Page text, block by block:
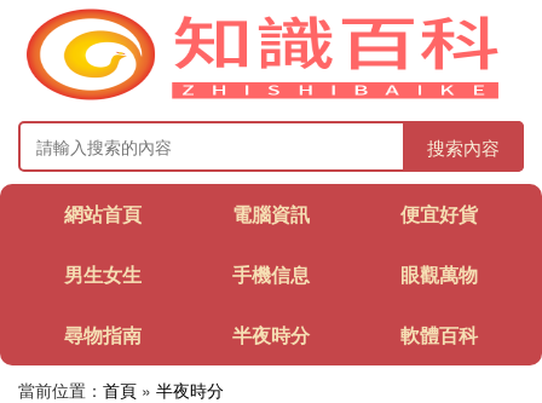
搜索內容
網站首頁 電腦資訊 便宜好貨
男生女生 手機信息 眼觀萬物
尋物指南 半夜時分 軟體百科
當前位置： 首頁 » 半夜時分